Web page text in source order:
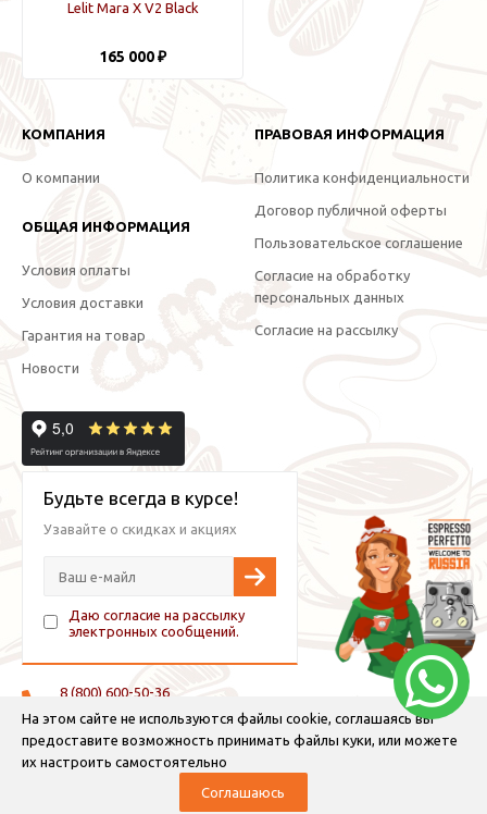
На этом сайте не используются файлы cookie, соглашаясь вы
предоставите возможность принимать файлы куки, или можете
их настроить самостоятельно
Соглашаюсь
Lelit Mara X V2 Black
165 000 ₽
КОМПАНИЯ
О компании
ОБЩАЯ ИНФОРМАЦИЯ
Условия оплаты
Условия доставки
Гарантия на товар
Новости
ПРАВОВАЯ ИНФОРМАЦИЯ
Политика конфиденциальности
Договор публичной оферты
Пользовательское соглашение
Согласие на обработку
персональных данных
Согласие на рассылку
Будьте всегда в курсе!
Узавайте о скидках и акциях
Даю согласие на рассылку
электронных сообщений.
8 (800) 600-50-36
+7 (921) 882-11-99 (WhatsApp, Viber, Telegram)
info@espressoperfetto.ru